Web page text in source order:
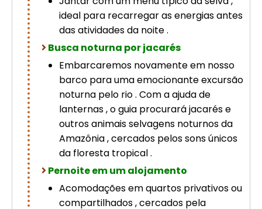
ideal para recarregar as energias antes
das atividades da noite .
Busca noturna por jacarés
Embarcaremos novamente em nosso
barco para uma emocionante excursão
noturna pelo rio . Com a ajuda de
lanternas , o guia procurará jacarés e
outros animais selvagens noturnos da
Amazônia , cercados pelos sons únicos
da floresta tropical .
Pernoite em um alojamento
Acomodações em quartos privativos ou
compartilhados , cercados pela